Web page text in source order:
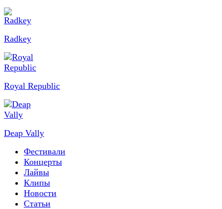
Radkey
Royal Republic
Deap Vally
Фестивали
Концерты
Лайвы
Клипы
Новости
Статьи